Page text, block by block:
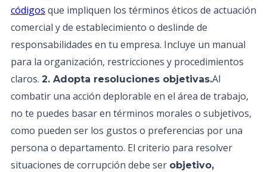
códigos que impliquen los términos éticos de actuación
comercial y de establecimiento o deslinde de
responsabilidades en tu empresa. Incluye un manual
para la organización, restricciones y procedimientos
claros. 2. Adopta resoluciones objetivas.Al
combatir una acción deplorable en el área de trabajo,
no te puedes basar en términos morales o subjetivos,
como pueden ser los gustos o preferencias por una
persona o departamento. El criterio para resolver
situaciones de corrupción debe ser objetivo,